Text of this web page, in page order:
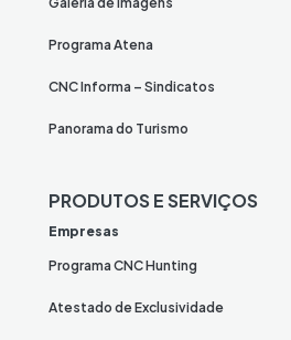
Programa Atena
CNC Informa – Sindicatos
Panorama do Turismo
PRODUTOS E SERVIÇOS
Empresas
Programa CNC Hunting
Atestado de Exclusividade